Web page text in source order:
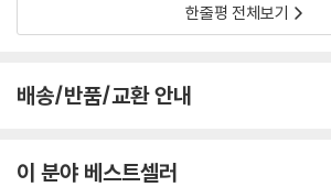
한줄평 전체보기
배송/반품/교환 안내
이 분야 베스트셀러